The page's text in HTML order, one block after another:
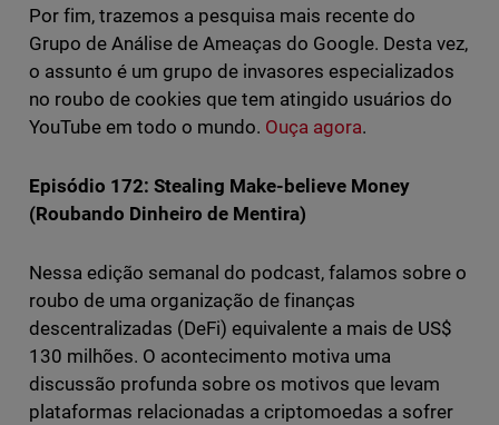
Por fim, trazemos a pesquisa mais recente do
Grupo de Análise de Ameaças do Google. Desta vez,
o assunto é um grupo de invasores especializados
no roubo de cookies que tem atingido usuários do
YouTube em todo o mundo. Ouça agora.
Episódio 172: Stealing Make-believe Money
(Roubando Dinheiro de Mentira)
Nessa edição semanal do podcast, falamos sobre o
roubo de uma organização de finanças
descentralizadas (DeFi) equivalente a mais de US$
130 milhões. O acontecimento motiva uma
discussão profunda sobre os motivos que levam
plataformas relacionadas a criptomoedas a sofrer